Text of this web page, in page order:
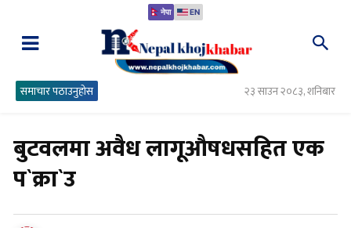
नेपा EN
समाचार पठाउनुहोस २३ साउन २०८३, शनिबार
बुटवलमा अवैध लागूऔषधसहित एक
प`क्रा`उ